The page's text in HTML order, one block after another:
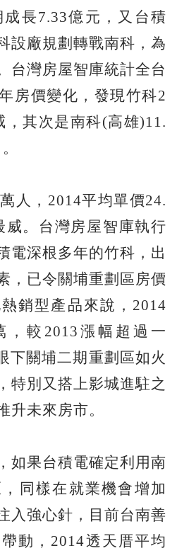
長7.33億元，又台積
設廠規劃轉戰南科，為
台灣房屋智庫統計全台
房價變化，發現竹科2
，其次是南科(高雄)11.
人，2014平均單價24.
威。台灣房屋智庫執行
電深根多年的竹科，出
，已令關埔重劃區房價
銷型產品來說，2014
，較2013漲幅超過一
下關埔二期重劃區如火
特別又搭上影城進駐之
升未來房市。
如果台積電確定利用南
同樣在就業機會增加
入強心針，目前台南善
動，2014透天厝平均